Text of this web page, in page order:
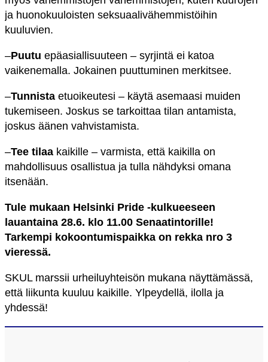
ja huonokuuloisten seksuaalivähemmistöihin
kuuluvien.
–Puutu epäasiallisuuteen – syrjintä ei katoa
vaikenemalla. Jokainen puuttuminen merkitsee.
–Tunnista etuoikeutesi – käytä asemaasi muiden
tukemiseen. Joskus se tarkoittaa tilan antamista,
joskus äänen vahvistamista.
–Tee tilaa kaikille – varmista, että kaikilla on
mahdollisuus osallistua ja tulla nähdyksi omana
itsenään.
Tule mukaan Helsinki Pride -kulkueeseen
lauantaina 28.6. klo 11.00 Senaatintorille!
Tarkempi kokoontumispaikka on rekka nro 3
vieressä.
SKUL marssii urheiluyhteisön mukana näyttämässä,
että liikunta kuuluu kaikille. Ylpeydellä, ilolla ja
yhdessä!